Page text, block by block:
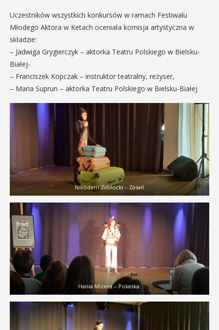
Uczestników wszystkich konkursów w ramach Festiwalu
Młodego Aktora w Ketach oceniała komisja artystyczna w
składzie:
– Jadwiga Grygierczyk – aktorka Teatru Polskiego w Bielsku-
Białej-
– Franciszek Kopczak – instruktor teatralny, reżyser,
– Maria Suprun – aktorka Teatru Polskiego w Bielsku-Białej
Nikodem Zabłocki – Zasań
Hania Mizera – Polanka.